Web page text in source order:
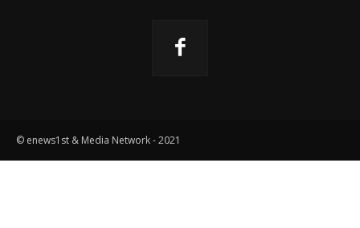
© enews1st & Media Network - 2021